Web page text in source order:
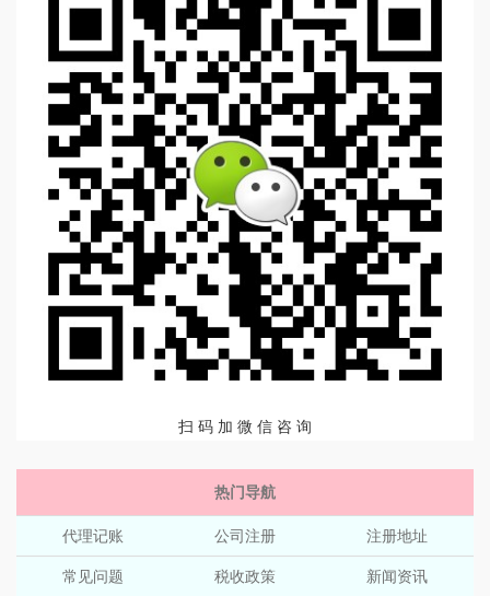
扫 码 加 微 信 咨 询
热门导航
代理记账 公司注册
注册地址
常见问题
税收政策 新闻资讯